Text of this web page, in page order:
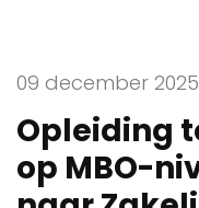
09 december 2025
Opleiding
op MBO-